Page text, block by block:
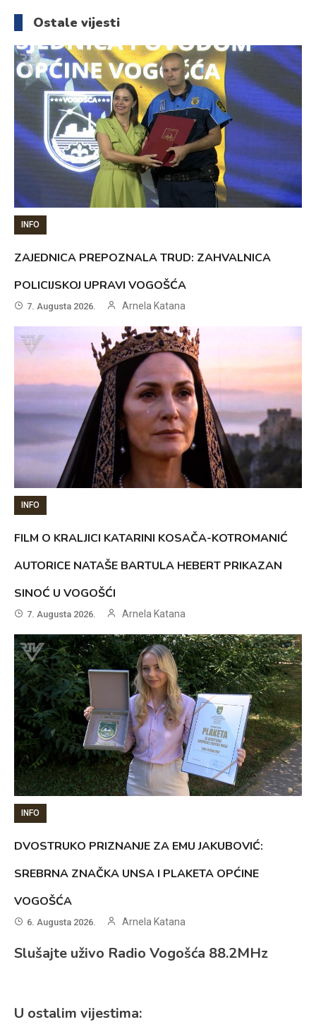
članaka
Ostale vijesti
INFO
ZAJEDNICA PREPOZNALA TRUD: ZAHVALNICA
POLICIJSKOJ UPRAVI VOGOŠĆA
7. Augusta 2026. Arnela Katana
INFO
FILM O KRALJICI KATARINI KOSAČA-KOTROMANIĆ
AUTORICE NATAŠE BARTULA HEBERT PRIKAZAN
SINOĆ U VOGOŠĆI
7. Augusta 2026. Arnela Katana
INFO
DVOSTRUKO PRIZNANJE ZA EMU JAKUBOVIĆ:
SREBRNA ZNAČKA UNSA I PLAKETA OPĆINE
VOGOŠĆA
6. Augusta 2026. Arnela Katana
Slušajte uživo Radio Vogošća 88.2MHz
U ostalim vijestima: